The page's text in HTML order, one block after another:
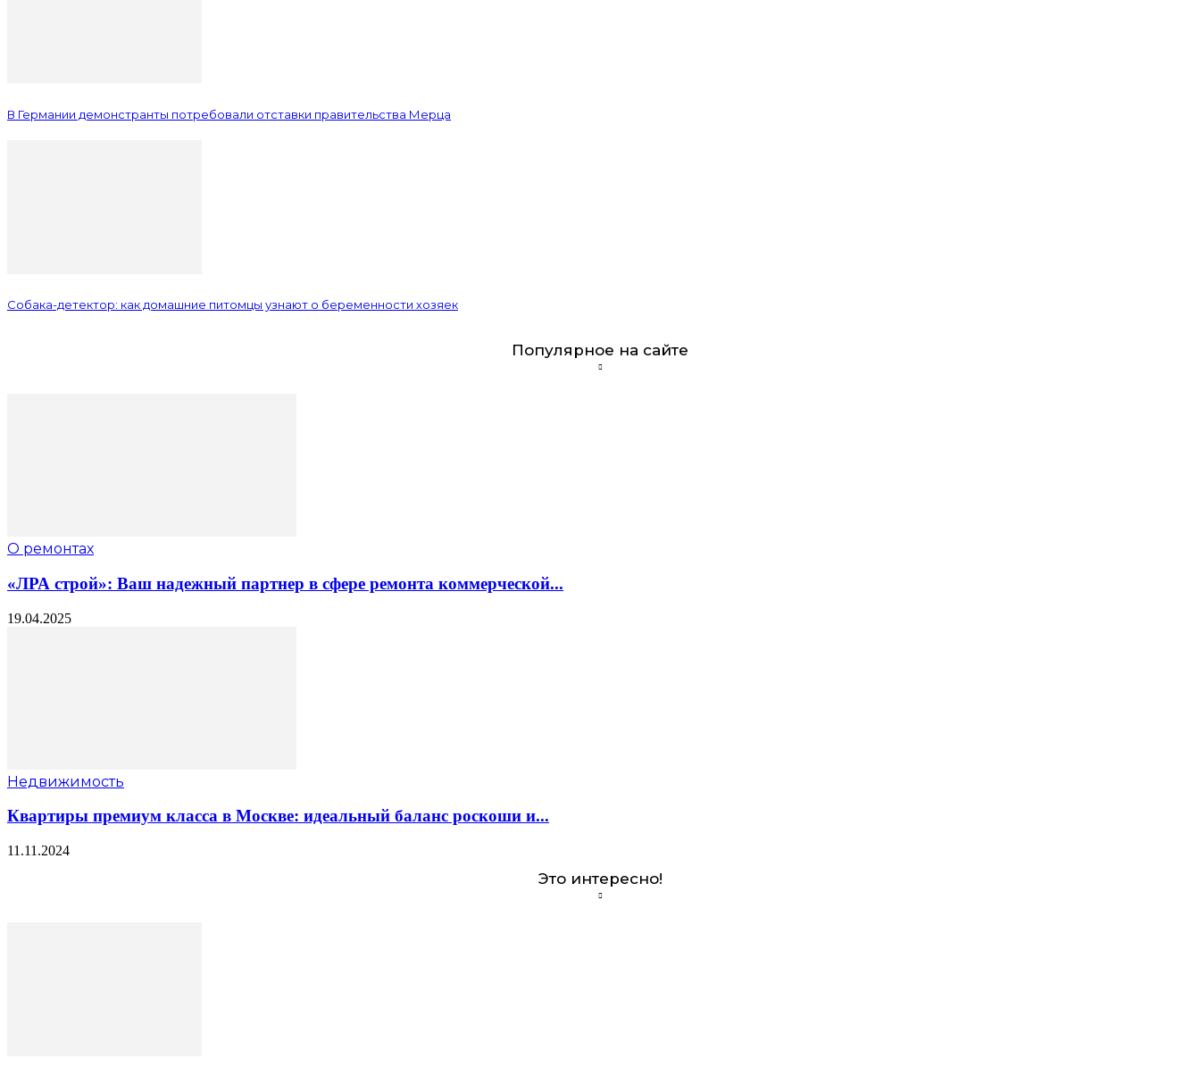
В Германии демонстранты потребовали отставки правительства Мерца
Собака-детектор: как домашние питомцы узнают о беременности хозяек
Популярное на сайте
О ремонтах
«ЛРА строй»: Ваш надежный партнер в сфере ремонта коммерческой...
19.04.2025
Недвижимость
Квартиры премиум класса в Москве: идеальный баланс роскоши и...
11.11.2024
Это интересно!